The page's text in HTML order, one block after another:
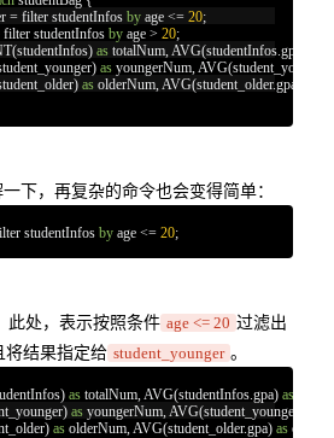
= filter studentInfos by age <= 20;
filter studentInfos by age > 20;
(studentInfos) as totalNum, AVG(studentInfos. gpa
) as youngerNum, AVG(student_younger
) as olderNum, AVG(student_older.gpa
下，再复杂的命令也会变得简单：
studentInfos by age <= 20;
此处，表示按照条件 age <= 20 过滤出
结果指定给 student_younger 。
) as totalNum, AVG(studentInfos. gpa) as
) as youngerNum, AVG(student_younger
) as olderNum, AVG(student_older.gpa) as